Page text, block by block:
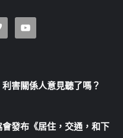
害關係人意見聽了嗎？
發布《居住，交通，和下